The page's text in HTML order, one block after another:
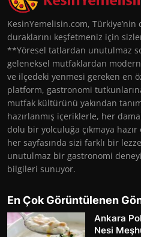
KesinYemelisin.com,
duraklarını keşfetmeniz için
**Yöresel tatlardan unutulmaz
geleneksel mutfaklardan
ve ilçedeki yenmesi gereken en
platform, gastronomi
mutfak kültürünü yakından
hazırlanmış içeriklerle, her
dolu bir yolculuğa çıkmaya
her sayfasında sizi farklı bir
unutulmaz bir gastronomi
bilgileri sunuyor.
En Çok Görüntülenen
Ankara
Nesi